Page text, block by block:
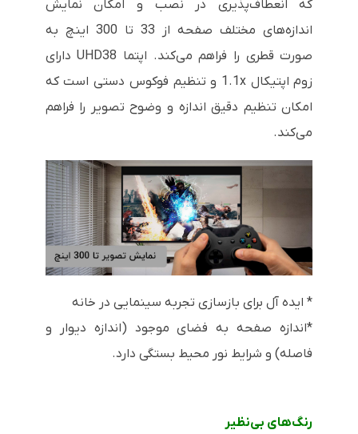
که انعطاف‌پذیری در نصب و امکان نمایش
اندازه‌های مختلف صفحه از 33 تا 300 اینچ به
صورت قطری را فراهم می‌کند. اپتما UHD38 دارای
زوم اپتیکال 1.1x و تنظیم فوکوس دستی است که
امکان تنظیم دقیق اندازه و وضوح تصویر را فراهم
می‌کند.
* ایده آل برای بازسازی تجربه سینمایی در خانه
*اندازه صفحه به فضای موجود (اندازه دیوار و
فاصله) و شرایط نور محیط بستگی دارد.
رنگ‌های بی‌نظیر